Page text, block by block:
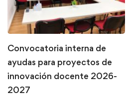
Convocatoria interna de
ayudas para proyectos de
innovación docente 2026-
2027